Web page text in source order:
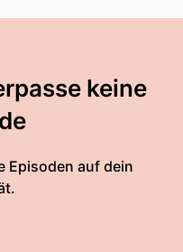
keine
Episoden auf dein